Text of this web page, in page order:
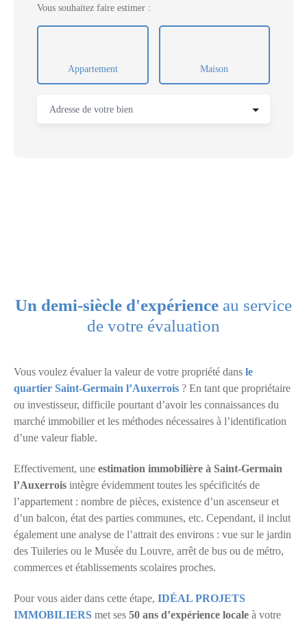
Vous souhaitez faire estimer :
Appartement Maison
Adresse de votre bien
Un demi-siècle d'expérience au service
de votre évaluation
Vous voulez évaluer la valeur de votre propriété dans le
quartier Saint-Germain l’Auxerrois ? En tant que propriétaire
ou investisseur, difficile pourtant d’avoir les connaissances du
marché immobilier et les méthodes nécessaires à l’identification
d’une valeur fiable.
Effectivement, une estimation immobilière à Saint-Germain
l’Auxerrois intègre évidemment toutes les spécificités de
l’appartement : nombre de pièces, existence d’un ascenseur et
d’un balcon, état des parties communes, etc. Cependant, il inclut
également une analyse de l’attrait des environs : vue sur le jardin
des Tuileries ou le Musée du Louvre, arrêt de bus ou de métro,
commerces et établissements scolaires proches.
Pour vous aider dans cette étape, IDÉAL PROJETS
IMMOBILIERS met ses 50 ans d’expérience locale à votre